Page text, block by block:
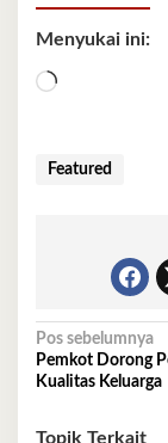
Menyukai ini:
Memuat...
Featured
Navigasi
pos
Pos sebelumnya
Pemkot Dorong
Kualitas Keluarga
Topik Terkait